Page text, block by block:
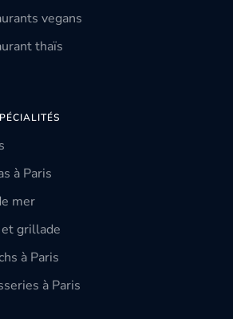
vegans
thaïs
à Paris
mer
grillade
à Paris
à Paris